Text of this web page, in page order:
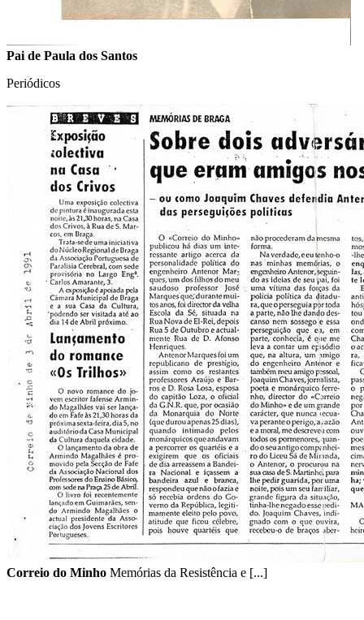
Pai de Paula dos Santos
Periódicos
Correio do Minho Memórias da Resistência e [...]